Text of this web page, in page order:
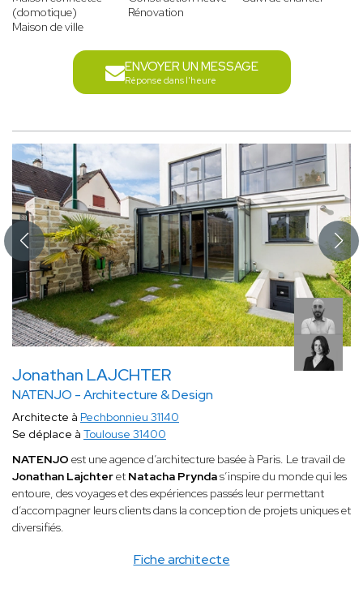
(domotique)
Maison de ville
Rénovation
ENVOYER UN MESSAGE
Réponse dans l'heure
Jonathan LAJCHTER
NATENJO - Architecture & Design
Fiche architecte
Architecte à Pechbonnieu 31140
Se déplace à Toulouse 31400
NATENJO est une agence d’architecture basée à Paris. Le travail de
Jonathan Lajchteret Natacha Pryndas’inspire du monde qui les
entoure, des voyages et des expériences passés leur permettant
d’accompagner leurs clients dans la conception de projets uniques et
diversifiés.